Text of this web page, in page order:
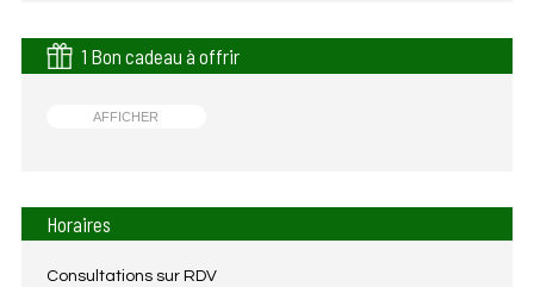
1 Bon cadeau à offrir
AFFICHER
Horaires
Consultations sur RDV